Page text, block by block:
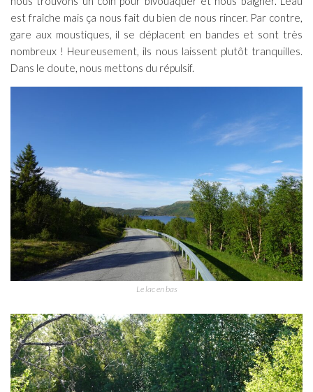
est fraîche mais ça nous fait du bien de nous rincer. Par contre,
gare aux moustiques, il se déplacent en bandes et sont très
nombreux ! Heureusement, ils nous laissent plutôt tranquilles.
Dans le doute, nous mettons du répulsif.
Le lac en bas